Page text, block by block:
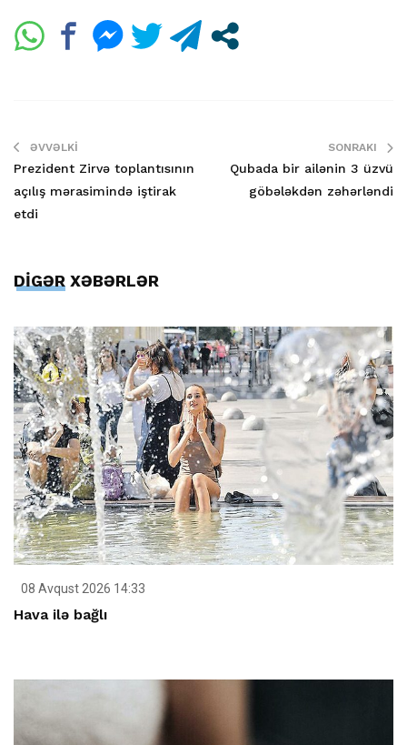
ƏVVƏLKI
Prezident Zirvə toplantısının
açılış mərasimində iştirak
etdi
SONRAKI
Qubada bir ailənin 3 üzvü
göbələkdən zəhərləndi
DİGƏR XƏBƏRLƏR
08 Avqust 2026 14:33
Hava ilə bağlı